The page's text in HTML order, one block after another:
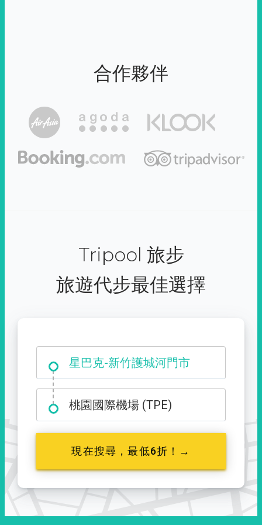
合作夥伴
Tripool 旅步
旅遊代步最佳選擇
星巴克-新竹護城河門市
大霸尖山登山口
桃園國際機場 (TPE)
現在搜尋，最低6折！→